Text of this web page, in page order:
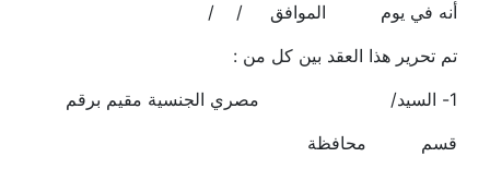
أنه في يوم الموافق / /
تم تحرير هذا العقد بين كل من :
1- السيد/ مصري الجنسية مقيم برقم
قسم محافظة